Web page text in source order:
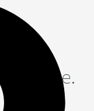
на
Кирове